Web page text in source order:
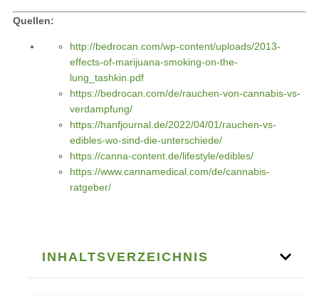
Quellen:
http://bedrocan.com/wp-content/uploads/2013-
effects-of-marijuana-smoking-on-the-
lung_tashkin.pdf
https://bedrocan.com/de/rauchen-von-cannabis-vs-
verdampfung/
https://hanfjournal.de/2022/04/01/rauchen-vs-
edibles-wo-sind-die-unterschiede/
https://canna-content.de/lifestyle/edibles/
https://www.cannamedical.com/de/cannabis-
ratgeber/
INHALTSVERZEICHNIS